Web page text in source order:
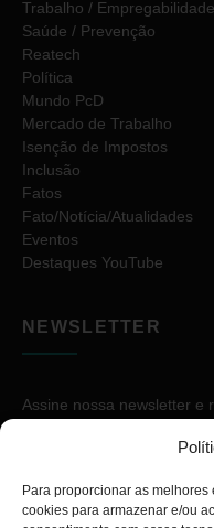
Para proporcionar as
cookies para armazenar e/ou
Trabalho / Empregabilidade
Saúde / Prevenção
Reatech
Política
Mundo PcD
Mercado de Trabalho
Isenção de Impostos
Inclusão
Fatos
Fato/Notícia/Atualidades
Eventos
Destaques YouTube
NEWSLETTER
Assine nossa newsletter e